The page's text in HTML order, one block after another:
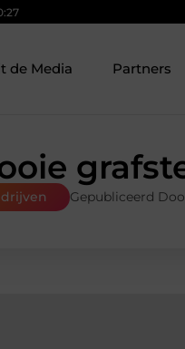
de Media Partners
Gepubliceerd